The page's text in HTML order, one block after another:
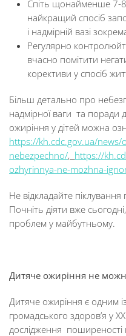
Спіть щонайменше 7-
найкращий спосіб
і надмірній вазі
Регулярно
вчасно помітити
корективи у спосіб
Більш детально про
надмірної ваги та поради
ожиріння у дітей можна
https://kh.cdc.gov.ua/news/
nebezpechno/, https://
ozhyrinnya-ne-mozhna-
Не відкладайте
Почніть діяти вже
проблем у майбутньому.
Дитяче ожиріння не
Дитяче ожиріння є одним
громадського здоров’я у
дослідження поширеності